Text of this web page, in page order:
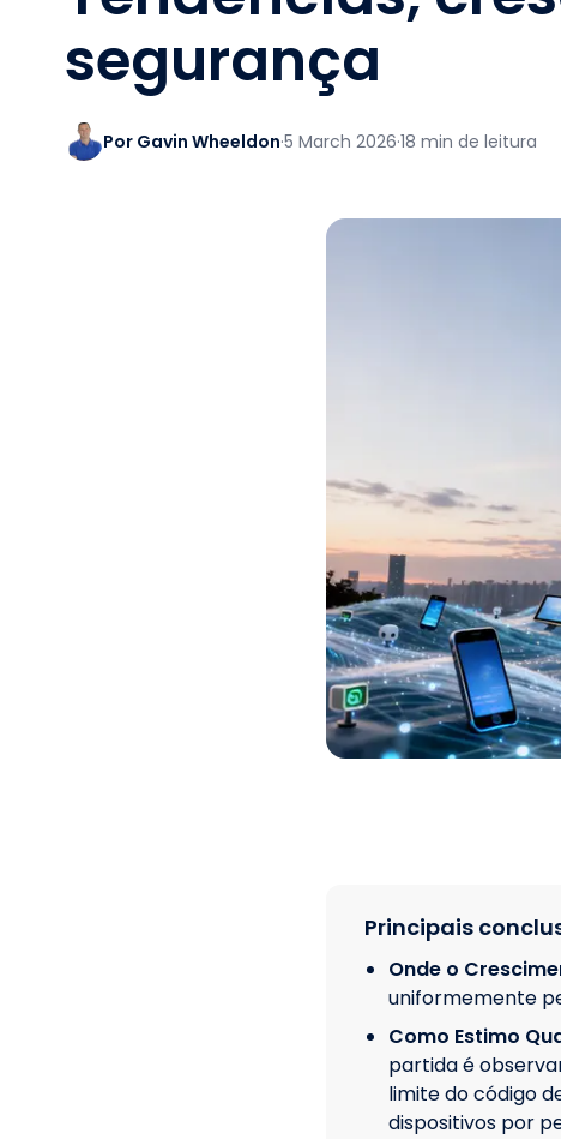
segurança
Por Gavin Wheeldon·5 March 2026·18 min de leitura
Principais
Onde o
uniformemente
Como Estimo
partida é
limite do código
dispositivos por